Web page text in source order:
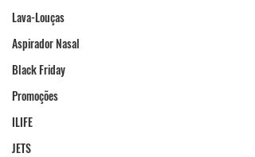
Lava-Louças
Aspirador Nasal
Black Friday
Promoções
ILIFE
JETS